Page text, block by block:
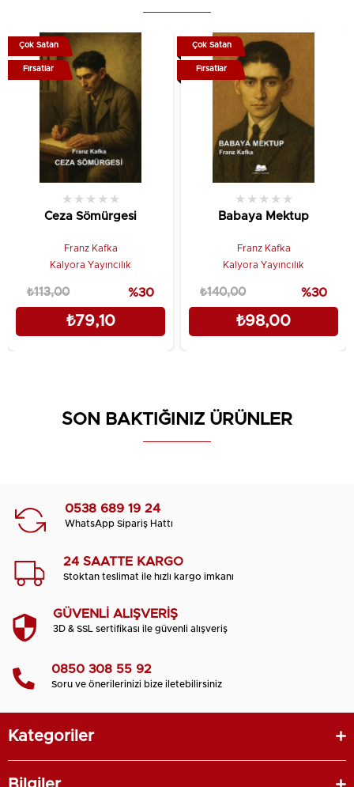
Ceza Sömürgesi
★ ★ ★ ★ ★
Franz Kafka
Kalyora Yayıncılık
₺79,10
₺113,00 %30
Çok Satan
Fırsatlar
Babaya Mektup
★ ★ ★ ★ ★
Franz Kafka
Kalyora Yayıncılık
₺98,00
₺140,00 %30
Çok Satan
Fırsatlar
SON BAKTIĞINIZ ÜRÜNLER
0538 689 19 24
WhatsApp Sipariş Hattı
24 SAATTE KARGO
Stoktan teslimat ile hızlı kargo imkanı
GÜVENLİ ALIŞVERİŞ
3D & SSL sertifikası ile güvenli alışveriş
0850 308 55 92
Soru ve önerilerinizi bize iletebilirsiniz
Kategoriler